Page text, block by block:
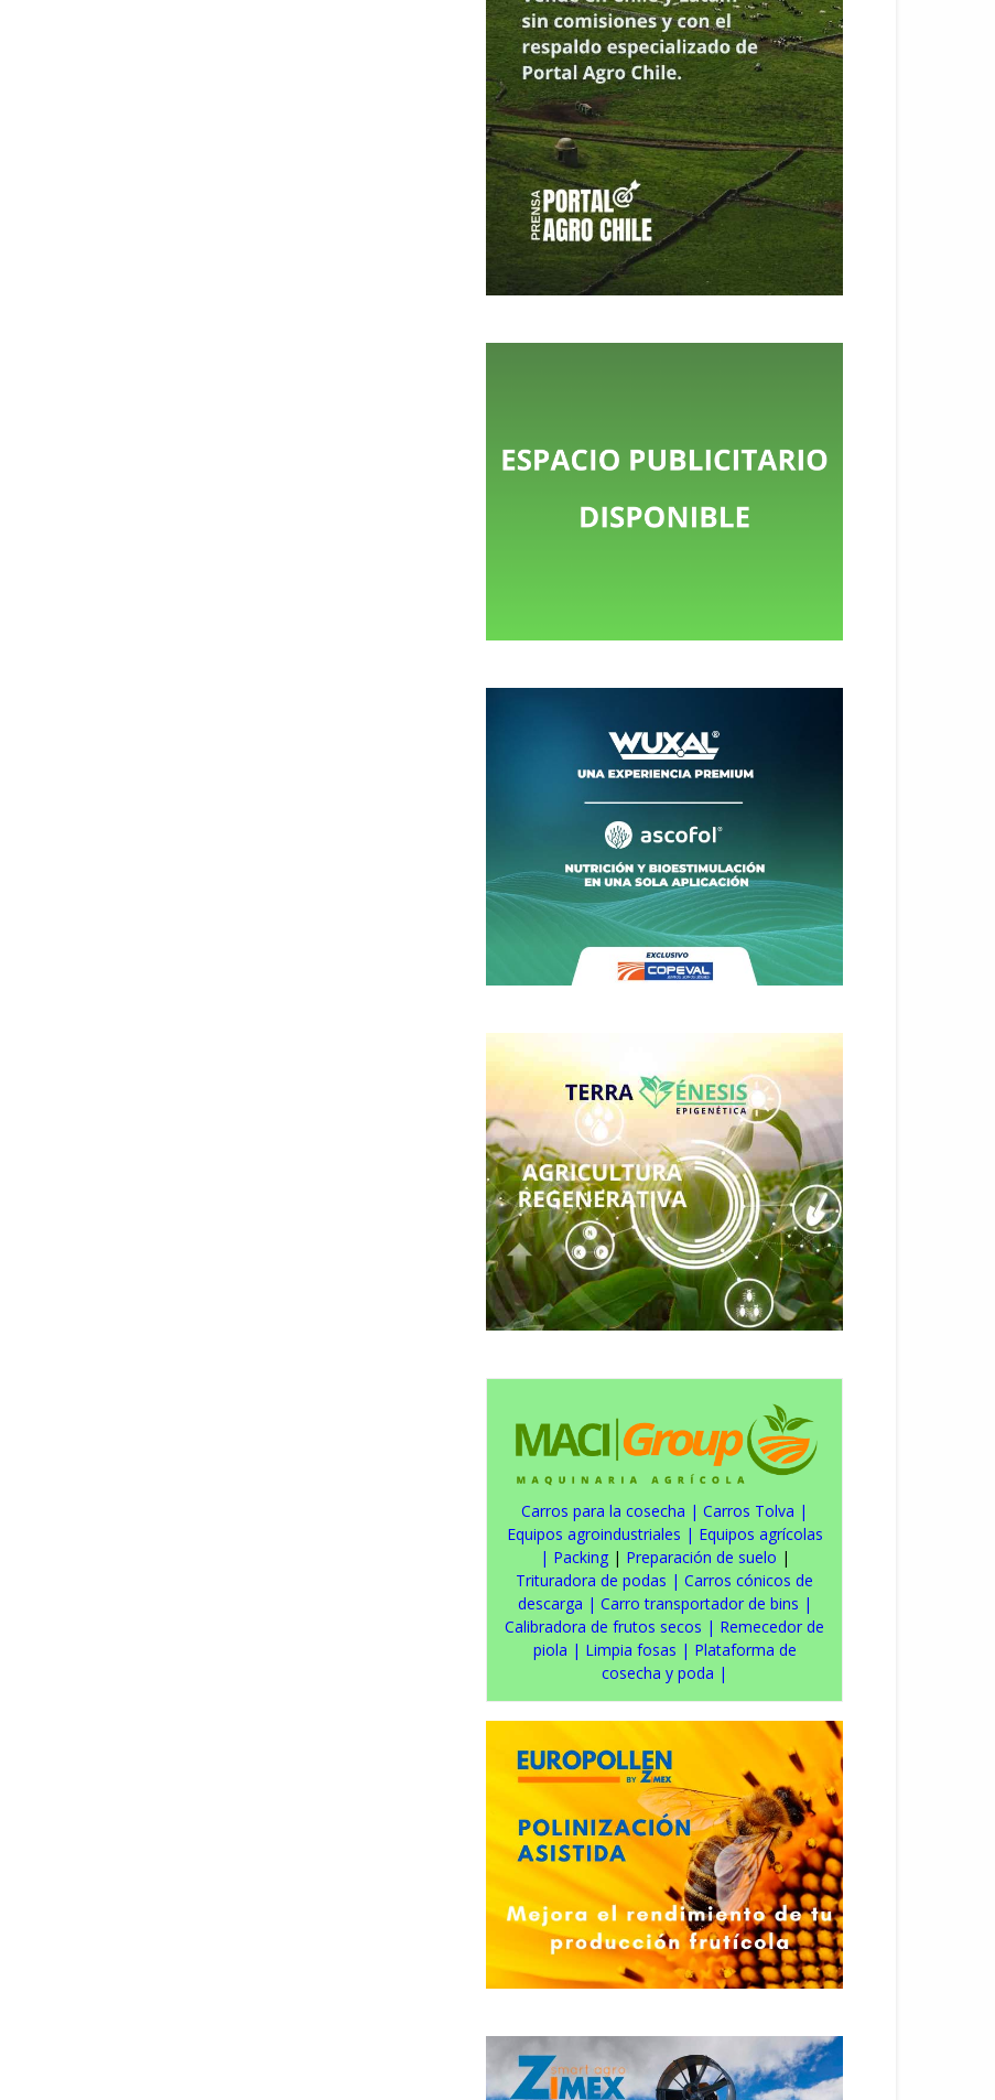
Carros para la cosecha | Carros Tolva |
Equipos agroindustriales | Equipos agrícolas
| Packing| Preparación de suelo |
Trituradora de podas | Carros cónicos de
descarga | Carro transportador de bins |
Calibradora de frutos secos | Remecedor de
piola | Limpia fosas | Plataforma de
cosecha y poda |